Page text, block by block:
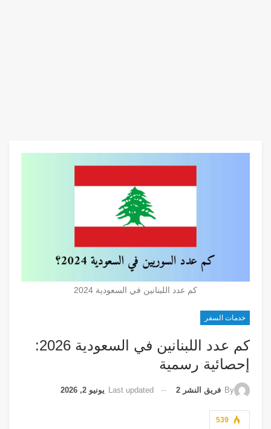
كم عدد اللبنانين في السعودية 2024
خدمات السفر
كم عدد اللبنانين في السعودية 2026:
إحصائية رسمية
By فريق النشر 2 Last updated يونيو 2, 2026
539